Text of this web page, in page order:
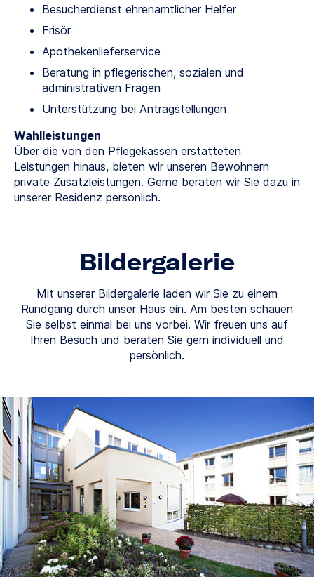
Besucherdienst ehrenamtlicher Helfer
Frisör
Apothekenlieferservice
Beratung in pflegerischen, sozialen und
administrativen Fragen
Unterstützung bei Antragstellungen
Wahlleistungen
Über die von den Pflegekassen erstatteten
Leistungen hinaus, bieten wir unseren Bewohnern
private Zusatzleistungen. Gerne beraten wir Sie dazu in
unserer Residenz persönlich.
Bildergalerie
Mit unserer Bildergalerie laden wir Sie zu einem
Rundgang durch unser Haus ein. Am besten schauen
Sie selbst einmal bei uns vorbei. Wir freuen uns auf
Ihren Besuch und beraten Sie gern individuell und
persönlich.